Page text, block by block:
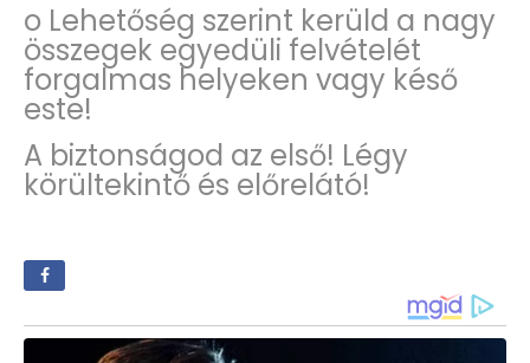
o Lehetőség szerint kerüld a nagy
összegek egyedüli felvételét
forgalmas helyeken vagy késő
este!
A biztonságod az első! Légy
körültekintő és előrelátó!